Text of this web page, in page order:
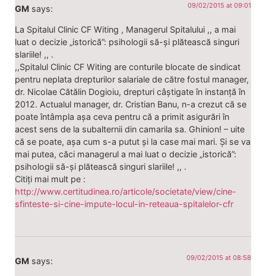
GM says: 09/02/2015 at 09:01
La Spitalul Clinic CF Witing , Managerul Spitalului ,, a mai
luat o decizie „istorică”: psihologii să-și plătească singuri
slariile! ,, .
,,Spitalul Clinic CF Witing are conturile blocate de sindicat
pentru neplata drepturilor salariale de către fostul manager,
dr. Nicolae Cătălin Dogioiu, drepturi câștigate în instanță în
2012. Actualul manager, dr. Cristian Banu, n-a crezut că se
poate întâmpla așa ceva pentru că a primit asigurări în
acest sens de la subalternii din camarila sa. Ghinion! – uite
că se poate, așa cum s-a putut și la case mai mari. Și se va
mai putea, căci managerul a mai luat o decizie „istorică”:
psihologii să-și plătească singuri slariile! ,, .
Citiți mai mult pe :
http://www.certitudinea.ro/articole/societate/view/cine-
sfinteste-si-cine-impute-locul-in-reteaua-spitalelor-cfr
GM says: 09/02/2015 at 08:58